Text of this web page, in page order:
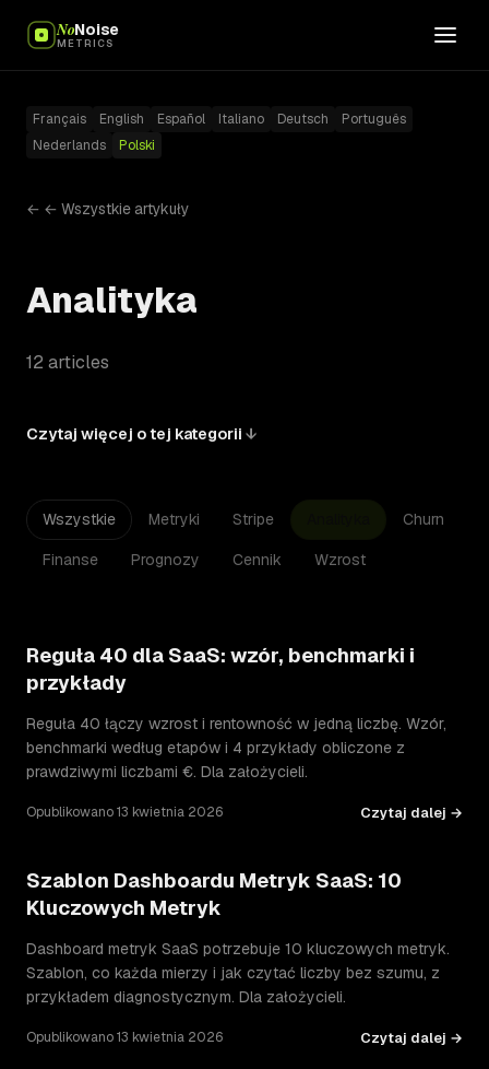
NoNoise
METRICS
Français English Español Italiano Deutsch
Português
Nederlands
Polski
← ← Wszystkie artykuły
Analityka
12 articles
Czytaj więcej o tej kategorii
Wszystkie Metryki Stripe Churn
Finanse Prognozy Cennik Wzrost
Reguła 40 dla SaaS: wzór, benchmarki i
przykłady
Reguła 40 łączy wzrost i rentowność w jedną liczbę. Wzór,
benchmarki według etapów i 4 przykłady obliczone z
prawdziwymi liczbami €. Dla założycieli.
Opublikowano 13 kwietnia 2026 Czytaj dalej →
Szablon Dashboardu Metryk SaaS: 10
Kluczowych Metryk
Dashboard metryk SaaS potrzebuje 10 kluczowych metryk.
Szablon, co każda mierzy i jak czytać liczby bez szumu, z
przykładem diagnostycznym. Dla założycieli.
Opublikowano 13 kwietnia 2026 Czytaj dalej →